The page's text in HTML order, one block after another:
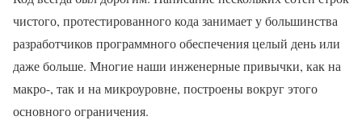
чистого, протестированного кода занимает у большинства
разработчиков программного обеспечения целый день или
даже больше. Многие наши инженерные привычки, как на
макро-, так и на микроуровне, построены вокруг этого
основного ограничения.